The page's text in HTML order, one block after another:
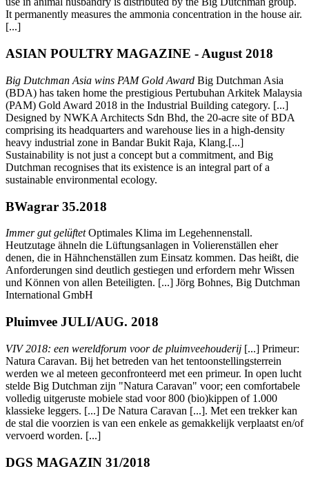
It permanently measures the ammonia concentration in the house air.
[...]
ASIAN POULTRY MAGAZINE - August 2018
Big Dutchman Asia wins PAM Gold Award Big Dutchman Asia
(BDA) has taken home the prestigious Pertubuhan Arkitek Malaysia
(PAM) Gold Award 2018 in the Industrial Building category. [...]
Designed by NWKA Architects Sdn Bhd, the 20-acre site of BDA
comprising its headquarters and warehouse lies in a high-density
heavy industrial zone in Bandar Bukit Raja, Klang.[...]
Sustainability is not just a concept but a commitment, and Big
Dutchman recognises that its existence is an integral part of a
sustainable environmental ecology.
BWagrar 35.2018
Immer gut gelüftetOptimales Klima im Legehennenstall.
Heutzutage ähneln die Lüftungsanlagen in Volierenställen eher
denen, die in Hähnchenställen zum Einsatz kommen. Das heißt, die
Anforderungen sind deutlich gestiegen und erfordern mehr Wissen
und Können von allen Beteiligten. [...] Jörg Bohnes, Big Dutchman
International GmbH
Pluimvee JULI/AUG. 2018
VIV 2018: een wereldforum voor de pluimveehouderij [...] Primeur:
Natura Caravan. Bij het betreden van het tentoonstellingsterrein
werden we al meteen geconfronteerd met een primeur. In open lucht
stelde Big Dutchman zijn "Natura Caravan" voor; een comfortabele
volledig uitgeruste mobiele stad voor 800 (bio)kippen of 1.000
klassieke leggers. [...] De Natura Caravan [...]. Met een trekker kan
de stal die voorzien is van een enkele as gemakkelijk verplaatst en/of
vervoerd worden. [...]
DGS MAGAZIN 31/2018